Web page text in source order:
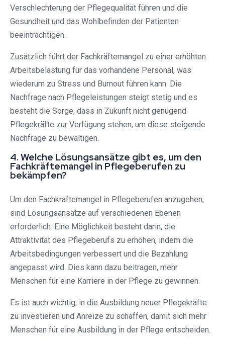
Verschlechterung der Pflegequalität führen und die
Gesundheit und das Wohlbefinden der Patienten
beeinträchtigen.
Zusätzlich führt der Fachkräftemangel zu einer erhöhten
Arbeitsbelastung für das vorhandene Personal, was
wiederum zu Stress und Burnout führen kann. Die
Nachfrage nach Pflegeleistungen steigt stetig und es
besteht die Sorge, dass in Zukunft nicht genügend
Pflegekräfte zur Verfügung stehen, um diese steigende
Nachfrage zu bewältigen.
4. Welche Lösungsansätze gibt es, um den
Fachkräftemangel in Pflegeberufen zu
bekämpfen?
Um den Fachkräftemangel in Pflegeberufen anzugehen,
sind Lösungsansätze auf verschiedenen Ebenen
erforderlich. Eine Möglichkeit besteht darin, die
Attraktivität des Pflegeberufs zu erhöhen, indem die
Arbeitsbedingungen verbessert und die Bezahlung
angepasst wird. Dies kann dazu beitragen, mehr
Menschen für eine Karriere in der Pflege zu gewinnen.
Es ist auch wichtig, in die Ausbildung neuer Pflegekräfte
zu investieren und Anreize zu schaffen, damit sich mehr
Menschen für eine Ausbildung in der Pflege entscheiden.